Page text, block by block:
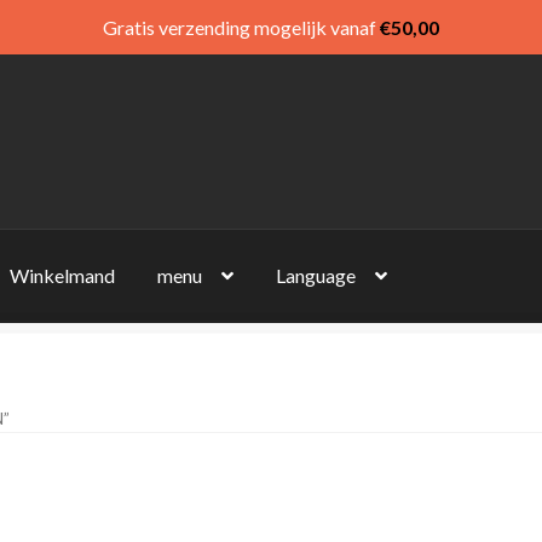
Winkelmand menu Language
Gratis verzending mogelijk vanaf€50,00